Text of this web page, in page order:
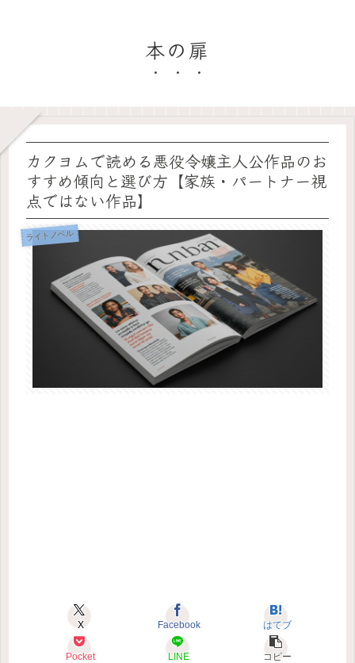
本の扉
カクヨムで読める悪役令嬢主人公作品のお
すすめ傾向と選び方【家族・パートナー視
点ではない作品】
ライトノベル
X Facebook はてブ
Pocket LINE コピー